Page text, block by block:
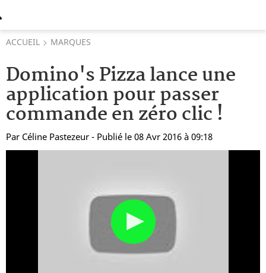
ACCUEIL MARQUES
Domino's Pizza lance une
application pour passer
commande en zéro clic !
Par Céline Pastezeur - Publié le 08 Avr 2016 à 09:18